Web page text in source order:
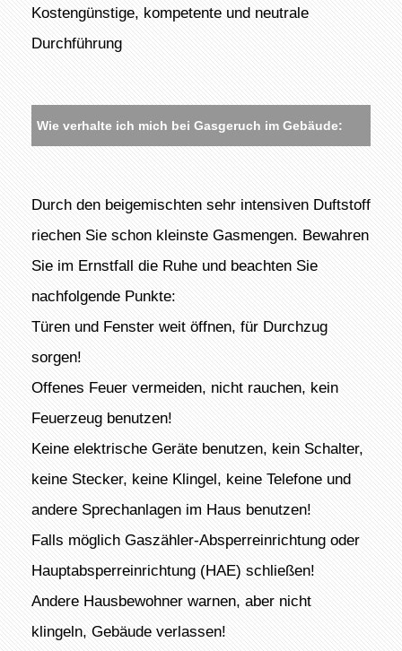
Kostengünstige, kompetente und neutrale
Durchführung
Wie verhalte ich mich bei Gasgeruch im Gebäude:
Durch den beigemischten sehr intensiven Duftstoff
riechen Sie schon kleinste Gasmengen. Bewahren
Sie im Ernstfall die Ruhe und beachten Sie
nachfolgende Punkte:
Türen und Fenster weit öffnen, für Durchzug
sorgen!
Offenes Feuer vermeiden, nicht rauchen, kein
Feuerzeug benutzen!
Keine elektrische Geräte benutzen, kein Schalter,
keine Stecker, keine Klingel, keine Telefone und
andere Sprechanlagen im Haus benutzen!
Falls möglich Gaszähler-Absperreinrichtung oder
Hauptabsperreinrichtung (HAE) schließen!
Andere Hausbewohner warnen, aber nicht
klingeln, Gebäude verlassen!